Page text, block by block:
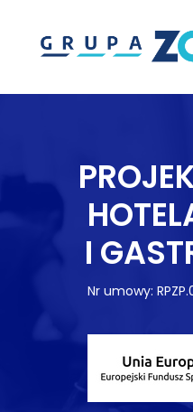
I
Nr umowy: